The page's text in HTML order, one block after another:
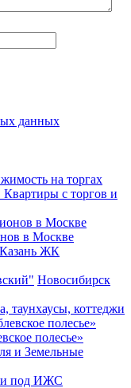
данных
на торгах
Квартиры с торгов и
в Москве
Казань ЖК
Новосибирск
таунхаусы, коттеджи
полесье»
и Земельные
под ИЖС